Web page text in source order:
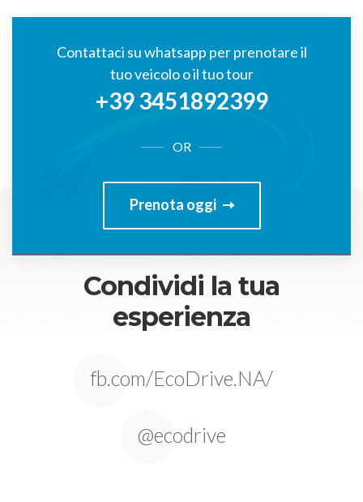
Contattaci su whatsapp per prenotare il
tuo veicolo o il tuo tour
+39 3451892399
OR
Prenota oggi
Condividi la tua
esperienza
fb.com/EcoDrive.NA/
@ecodrive